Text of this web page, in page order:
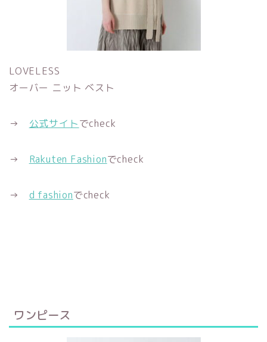
LOVELESS
オーバー ニット ベスト
→ 公式サイトでcheck
→ Rakuten Fashionでcheck
→ d fashionでcheck
ワンピース